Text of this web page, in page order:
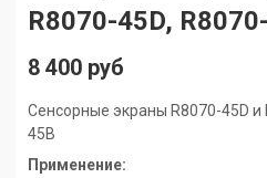
R8070-45D,
8 400 руб
Сенсорные экраны R8070-45D и
45B
Применение: